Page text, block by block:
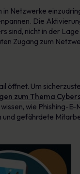
Netzwerke
Die
sind, nicht in der
Zugang zum
öffnet. Um
zum Thema
wie Phishing-E-
gefährdete